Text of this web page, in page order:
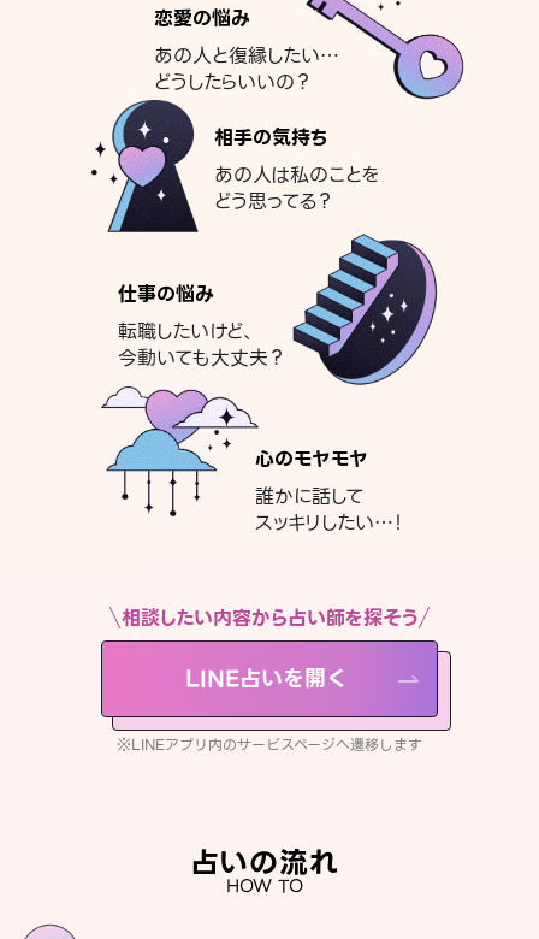
恋愛の悩み
あの人と復縁したい…
どうしたらいいの？
相手の気持ち
あの人は私のことを
どう思ってる？
仕事の悩み
転職したいけど、
今動いても大丈夫？
心のモヤモヤ
誰かに話して
スッキリしたい…！
相談したい内容から占い師を探そう
LINE占いを開く
※LINEアプリ内のサービスページへ遷移します
占いの流れ
HOW TO